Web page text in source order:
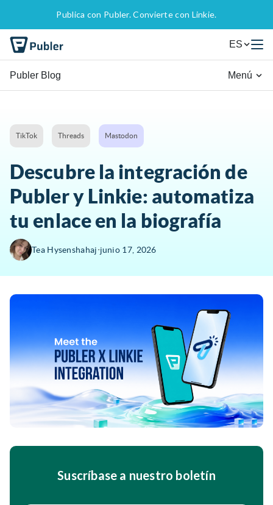
Publica con Publer. Convierte con Linkie.
ES
Publer Blog Menú
TikTok Threads Mastodon
Descubre la integración de
Publer y Linkie: automatiza
tu enlace en la biografía
Tea Hysenshahaj∙junio 17, 2026
Suscríbase a nuestro boletín